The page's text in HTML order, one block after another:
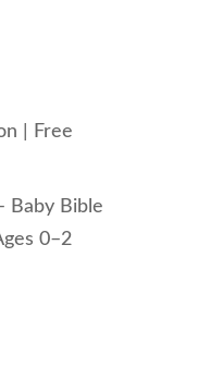
| Free
Baby Bible
0–2